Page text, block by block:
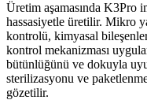
Üretim aşamasında K3Pro
hassasiyetle üretilir. Mikro
kontrolü, kimyasal
kontrol mekanizması
bütünlüğünü ve dokuyla
sterilizasyonu ve
gözetilir.